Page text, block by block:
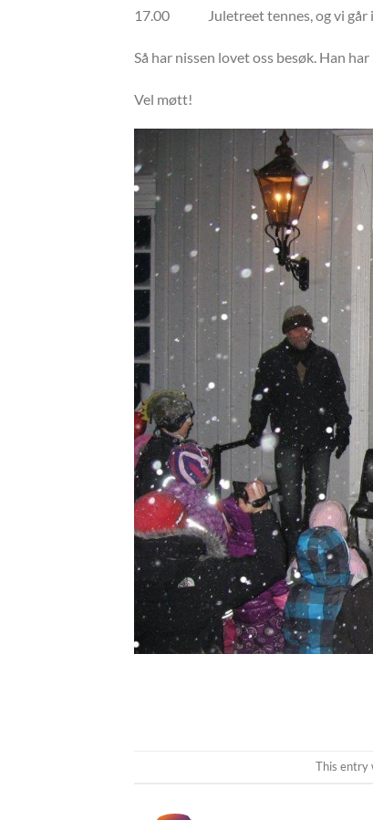
17.00 Juletreet tennes, og vi går i
Så har nissen lovet oss besøk. Han
Vel møtt!
This entry